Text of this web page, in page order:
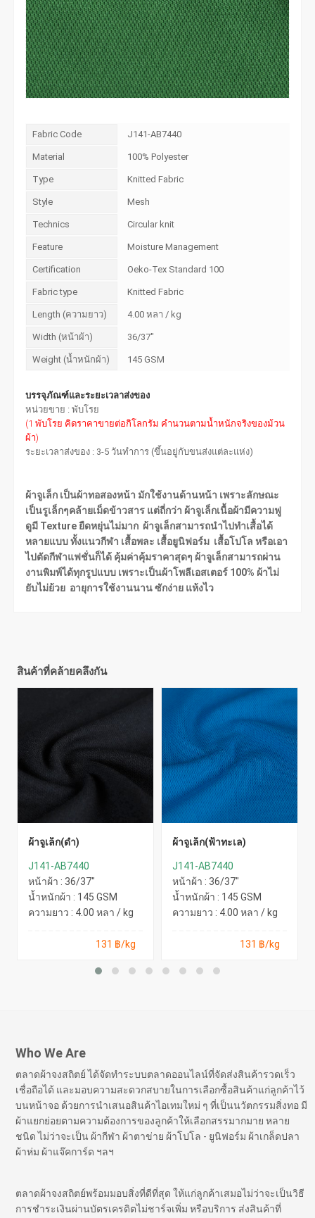
Fabric Code J141-AB7440
Material 100% Polyester
Type Knitted Fabric
Style Mesh
Technics Circular knit
Feature Moisture Management
Certification Oeko-Tex Standard 100
Fabric type Knitted Fabric
Length (ความยาว) 4.00 หลา / kg
Width (หน้าผ้า) 36/37"
Weight (น้ำหนักผ้า) 145 GSM
บรรจุภัณฑ์และระยะเวลาส่งของ
หน่วยขาย : พับโรย
(1 พับโรย คิดราคาขายต่อกิโลกรัม คำนวนตามน้ำหนักจริงของม้วน
ผ้า)
ระยะเวลาส่งของ : 3-5 วันทำการ (ขึ้นอยู่กับขนส่งแต่ละแห่ง)
ผ้าจูเล็ก เป็นผ้าทอสองหน้า มักใช้งานด้านหน้า เพราะลักษณะ
เป็นรูเล็กๆคล้ายเม็ดข้าวสาร แต่ถี่กว่า ผ้าจูเล็กเนื้อผ้ามีความฟู
ดูมี Texture ยืดหยุ่นไม่มาก ผ้าจูเล็กสามารถนำไปทำเสื้อได้
หลายแบบ ทั้งแนวกีฬา เสื้อพละ เสื้อยูนิฟอร์ม เสื้อโปโล หรือเอา
ไปตัดกีฬาแฟชั่นก็ได้ คุ้มค่าคุ้มราคาสุดๆ ผ้าจูเล็กสามารถผ่าน
งานพิมพ์ได้ทุกรูปแบบ เพราะเป็นผ้าโพลีเอสเตอร์ 100% ผ้าไม่
ยับไม่ย้วย อายุการใช้งานนาน ซักง่าย แห้งไว
สินค้าที่คล้ายคลึงกัน
ผ้าจูเล็ก(ดำ)
J141-AB7440
หน้าผ้า : 36/37"
น้ำหนักผ้า : 145 GSM
ความยาว : 4.00 หลา / kg
131 ฿/kg
ผ้าจูเล็ก(ฟ้าทะเล)
J141-AB7440
หน้าผ้า : 36/37"
น้ำหนักผ้า : 145 GSM
ความยาว : 4.00 หลา / kg
131 ฿/kg
Who We Are
ตลาดผ้าจงสถิตย์ ได้จัดทำระบบตลาดออนไลน์ที่จัดส่งสินค้ารวดเร็ว
เชื่อถือได้ และมอบความสะดวกสบายในการเลือกซื้อสินค้าแก่ลูกค้าไว้
บนหน้าจอ ด้วยการนำเสนอสินค้าไอเทมใหม่ ๆ ที่เป็นนวัตกรรมสิ่งทอ มี
ผ้าแยกย่อยตามความต้องการของลูกค้าให้เลือกสรรมากมาย หลาย
ชนิด ไม่ว่าจะเป็น ผ้ากีฬา ผ้าตาข่าย ผ้าโปโล - ยูนิฟอร์ม ผ้าเกล็ดปลา
ผ้าห่ม ผ้าแจ๊คการ์ด ฯลฯ
ตลาดผ้าจงสถิตย์พร้อมมอบสิ่งที่ดีที่สุด ให้แก่ลูกค้าเสมอไม่ว่าจะเป็นวิธี
การชำระเงินผ่านบัตรเครดิตไม่ชาร์จเพิ่ม หรือบริการ ส่งสินค้าที่